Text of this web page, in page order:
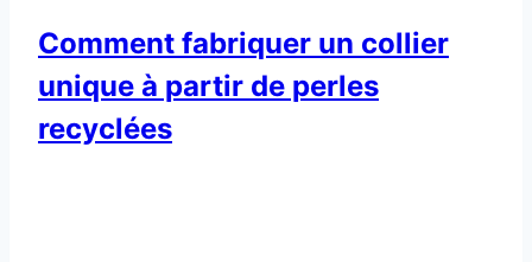
budget
Comment fabriquer un collier
unique à partir de perles
recyclées